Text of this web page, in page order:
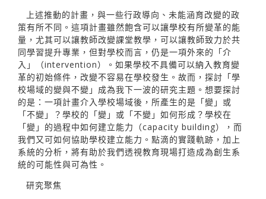
上述推動的計畫，與一些行政導向、未能涵育改變的政
策有所不同。這項計畫雖然飽含可以讓學校有所變革的能
量，尤其可以讓教師改變課堂教學，可以讓教師致力於共
同學習提升專業，但對學校而言，仍是一項外來的「介
入」（intervention）。如果學校不具備可以納入教育變
革的初始條件，改變不容易在學校發生。故而，探討「學
校場域的變與不變」成為我下一波的研究主題。想要探討
的是：一項計畫介入學校場域後，所產生的是「變」或
「不變」？學校的「變」或「不變」如何形成？學校在
「變」的過程中如何建立能力（capacity building），而
我們又可如何協助學校建立能力。點滴的實踐軌跡，加上
系統的分析，將有助於我們透視教育現場打造成為創生系
統的可能性與可為性。
研究聚焦